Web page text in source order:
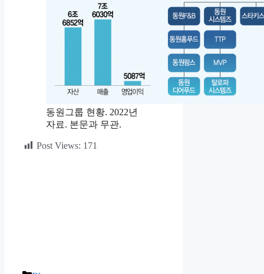
동원그룹 현황. 2022년
자료. 본문과 무관.
Post Views: 171